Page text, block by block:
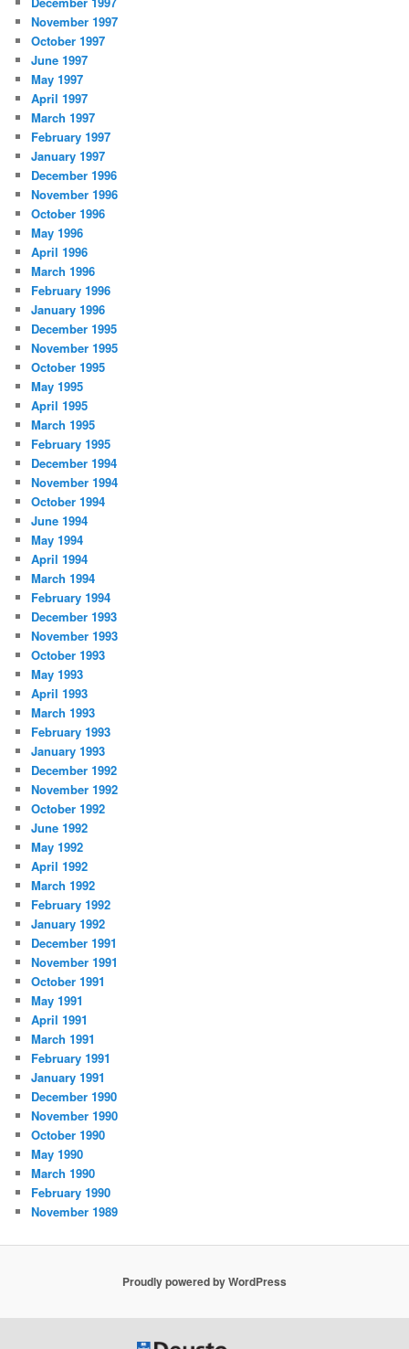
November 1997
October 1997
June 1997
May 1997
April 1997
March 1997
February 1997
January 1997
December 1996
November 1996
October 1996
May 1996
April 1996
March 1996
February 1996
January 1996
December 1995
November 1995
October 1995
May 1995
April 1995
March 1995
February 1995
December 1994
November 1994
October 1994
June 1994
May 1994
April 1994
March 1994
February 1994
December 1993
November 1993
October 1993
May 1993
April 1993
March 1993
February 1993
January 1993
December 1992
November 1992
October 1992
June 1992
May 1992
April 1992
March 1992
February 1992
January 1992
December 1991
November 1991
October 1991
May 1991
April 1991
March 1991
February 1991
January 1991
December 1990
November 1990
October 1990
May 1990
March 1990
February 1990
November 1989
Proudly powered by WordPress